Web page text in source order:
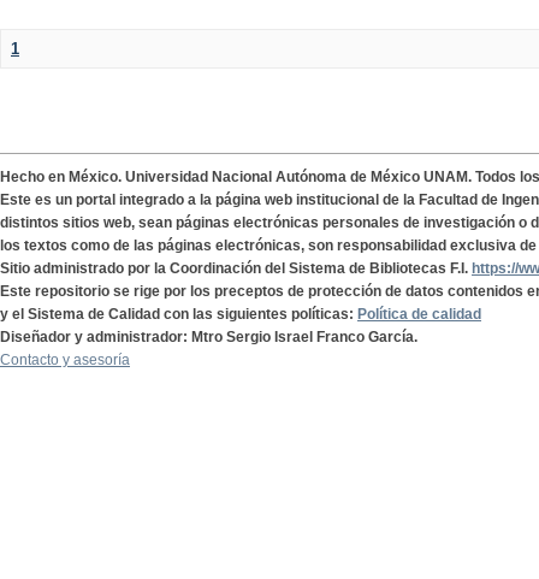
1
Hecho en México. Universidad Nacional Autónoma de México UNAM. Todos
Este es un portal integrado a la página web institucional de la Facultad de
distintos sitios web, sean páginas electrónicas personales de investigación o
los textos como de las páginas electrónicas, son responsabilidad exclusiva
Sitio administrado por la Coordinación del Sistema de Bibliotecas F.I. https://
Este repositorio se rige por los preceptos de protección de datos contenidos
y el Sistema de Calidad con las siguientes políticas: Política de calidad
Diseñador y administrador: Mtro Sergio Israel Franco García.
Contacto y asesoría